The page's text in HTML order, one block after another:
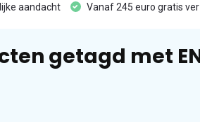
aandacht Vanaf 245 euro gratis
getagd met